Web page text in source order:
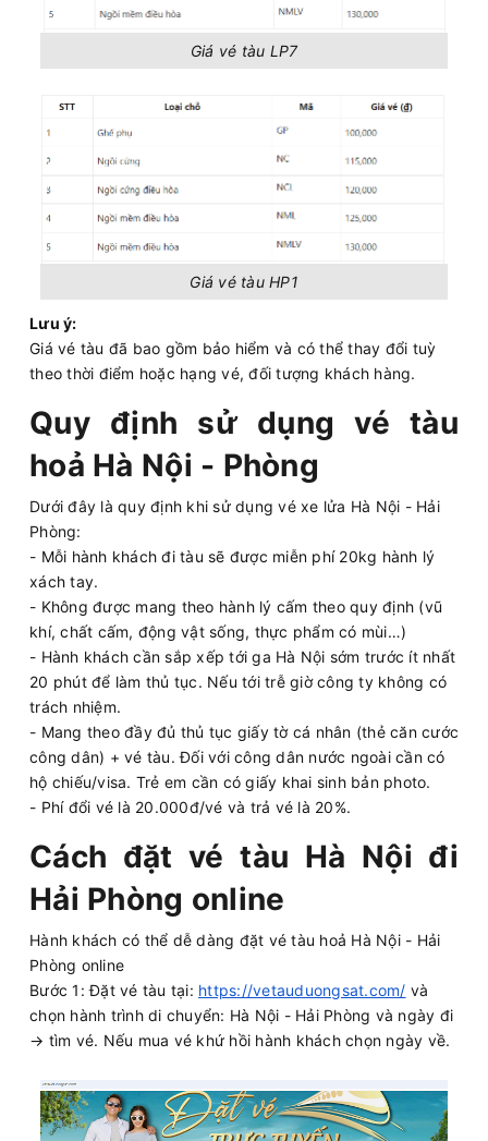
Giá vé tàu LP7
Giá vé tàu HP1
Lưu ý:
Giá vé tàu đã bao gồm bảo hiểm và có thể thay đổi tuỳ
theo thời điểm hoặc hạng vé, đối tượng khách hàng.
Quy định sử dụng vé tàu
hoả Hà Nội - Phòng
Dưới đây là quy định khi sử dụng vé xe lửa Hà Nội - Hải
Phòng:
- Mỗi hành khách đi tàu sẽ được miễn phí 20kg hành lý
xách tay.
- Không được mang theo hành lý cấm theo quy định (vũ
khí, chất cấm, động vật sống, thực phẩm có mùi…)
- Hành khách cần sắp xếp tới ga Hà Nội sớm trước ít nhất
20 phút để làm thủ tục. Nếu tới trễ giờ công ty không có
trách nhiệm.
- Mang theo đầy đủ thủ tục giấy tờ cá nhân (thẻ căn cước
công dân) + vé tàu. Đối với công dân nước ngoài cần có
hộ chiếu/visa. Trẻ em cần có giấy khai sinh bản photo.
- Phí đổi vé là 20.000đ/vé và trả vé là 20%.
Cách đặt vé tàu Hà Nội đi
Hải Phòng online
Hành khách có thể dễ dàng đặt vé tàu hoả Hà Nội - Hải
Phòng online
Bước 1: Đặt vé tàu tại: https://vetauduongsat.com/ và
chọn hành trình di chuyển: Hà Nội - Hải Phòng và ngày đi
→ tìm vé. Nếu mua vé khứ hồi hành khách chọn ngày về.